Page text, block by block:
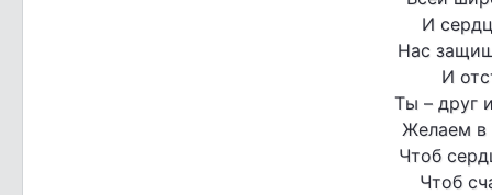
И
Нас
И
Ты – друг
Желаем в
Чтоб
Чтоб